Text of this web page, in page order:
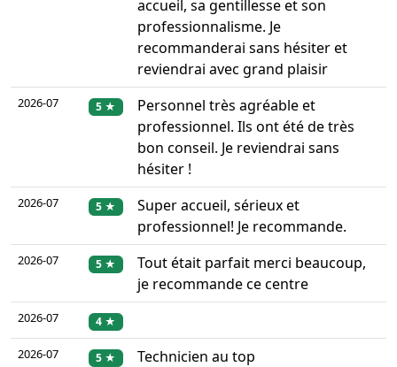
accueil, sa gentillesse et son
professionnalisme. Je
recommanderai sans hésiter et
reviendrai avec grand plaisir
2026-07 5 ★
Personnel très agréable et
professionnel. Ils ont été de très
bon conseil. Je reviendrai sans
hésiter !
2026-07 5 ★
Super accueil, sérieux et
professionnel! Je recommande.
2026-07 5 ★
Tout était parfait merci beaucoup,
je recommande ce centre
2026-07 4 ★
2026-07 5 ★ Technicien au top